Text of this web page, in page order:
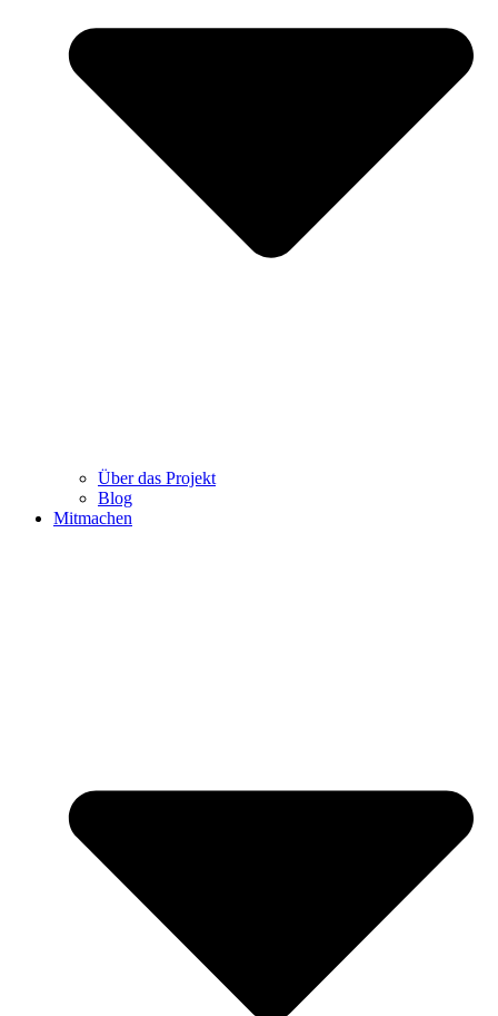
Über das Projekt
Blog
Mitmachen